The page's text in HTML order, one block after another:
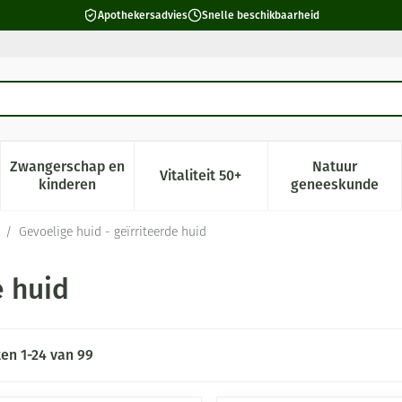
Apothekersadvies Snelle beschikbaarheid
verzorging en hygiëne categorie
voor Dieet, voeding en vitamines categorie
Zwangerschap en
kinderenToon submenu voor Zwangerschap en kinderen
Vitaliteit 50+Toon submenu voor Vitaliteit
Natuur
geneeskunde
Toon
/ Gevoelige huid - geïrriteerde huid
huid
1-24 van 99